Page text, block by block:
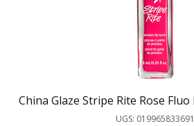
China Glaze Stripe Rite Rose
UGS: 019965833691